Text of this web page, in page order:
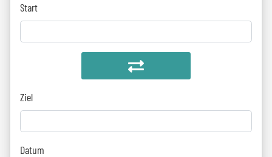
Start
Ziel
Datum